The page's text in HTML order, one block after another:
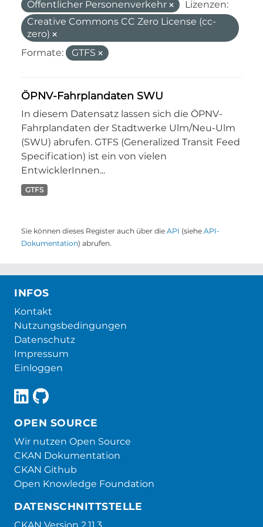
Öffentlicher Personenverkehr
Lizenzen:
Creative Commons CC Zero License (cc-
zero)
Formate:
GTFS
ÖPNV-Fahrplandaten SWU
In diesem Datensatz lassen sich die ÖPNV-
Fahrplandaten der Stadtwerke Ulm/Neu-Ulm
(SWU) abrufen. GTFS (Generalized Transit Feed
Specification) ist ein von vielen
EntwicklerInnen...
GTFS
Sie können dieses Register auch über die API (siehe API-
Dokumentation) abrufen.
INFOS
Kontakt
Nutzungsbedingungen
Datenschutz
Impressum
Einloggen
OPEN SOURCE
Wir nutzen Open Source
CKAN Dokumentation
CKAN Github
Open Knowledge Foundation
DATENSCHNITTSTELLE